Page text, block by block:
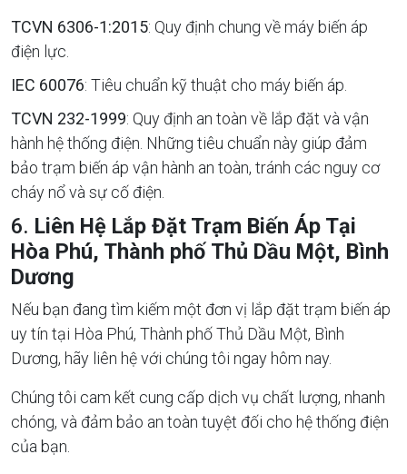
TCVN 6306-1:2015: Quy định chung về máy biến áp
điện lực.
IEC 60076: Tiêu chuẩn kỹ thuật cho máy biến áp.
TCVN 232-1999: Quy định an toàn về lắp đặt và vận
hành hệ thống điện. Những tiêu chuẩn này giúp đảm
bảo trạm biến áp vận hành an toàn, tránh các nguy cơ
cháy nổ và sự cố điện.
6. Liên Hệ Lắp Đặt Trạm Biến Áp Tại
Hòa Phú, Thành phố Thủ Dầu Một, Bình
Dương
Nếu bạn đang tìm kiếm một đơn vị lắp đặt trạm biến áp
uy tín tại Hòa Phú, Thành phố Thủ Dầu Một, Bình
Dương, hãy liên hệ với chúng tôi ngay hôm nay.
Chúng tôi cam kết cung cấp dịch vụ chất lượng, nhanh
chóng, và đảm bảo an toàn tuyệt đối cho hệ thống điện
của bạn.